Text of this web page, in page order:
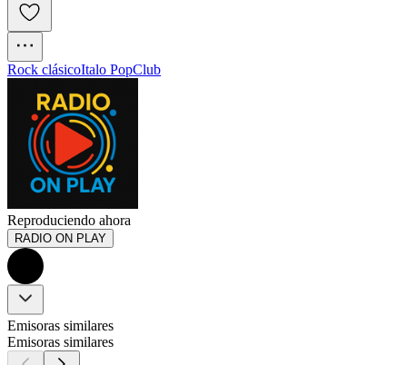
Rock clásicoItalo PopClub
Reproduciendo ahora
RADIO ON PLAY
Emisoras similares
Emisoras similares